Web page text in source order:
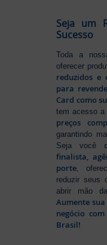
Seja um
Sucesso
Toda a
oferecer
reduzidos e
para
Card como
tem acesso a
preços
garantindo
Seja você
finalista,
porte ,
reduzir seus
abrir mão
Aumente
negócio
Brasil!